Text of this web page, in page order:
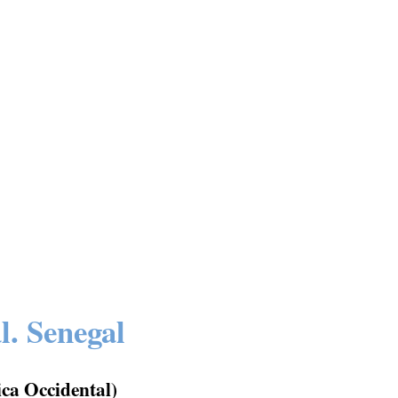
Senegal
Occidental)